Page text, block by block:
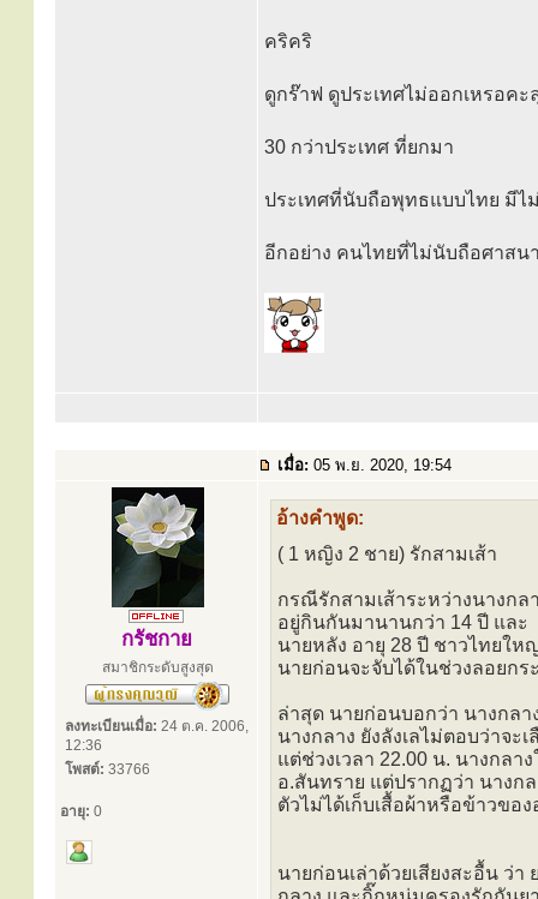
คริคริ
ดูกร๊าฟ ดูประเทศไม่ออกเหรอคะ
30 กว่าประเทศ ที่ยกมา
ประเทศที่นับถือพุทธแบบไทย มีไ
อีกอย่าง คนไทยที่ไม่นับถือศาสน
เมื่อ: 05 พ.ย. 2020, 19:54
กรัชกาย
สมาชิกระดับสูงสุด
ลงทะเบียนเมื่อ: 24 ต.ค. 2006,
12:36
โพสต์: 33766
อายุ: 0
อ้างคำพูด:
( 1 หญิง 2 ชาย) รักสามเส้า
กรณีรักสามเส้าระหว่างนางก
อยู่กินกันมานานกว่า 14 ปี และ
นายหลัง อายุ 28 ปี ชาวไทยใ
นายก่อนจะจับได้ในช่วงลอยก
ล่าสุด นายก่อนบอกว่า นางกล
นางกลาง ยังลังเลไม่ตอบว่าจะเ
แต่ช่วงเวลา 22.00 น. นางกล
อ.สันทราย แต่ปรากฏว่า นางก
ตัวไม่ได้เก็บเสื้อผ้าหรือข้าวของ
นายก่อนเล่าด้วยเสียงสะอื้น ว่